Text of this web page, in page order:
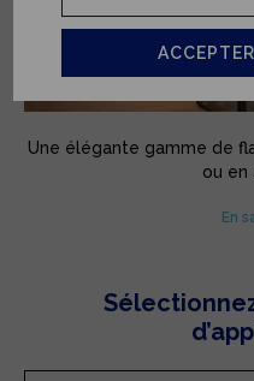
Une élégante gamme de
ou en
Parce que chaque
En